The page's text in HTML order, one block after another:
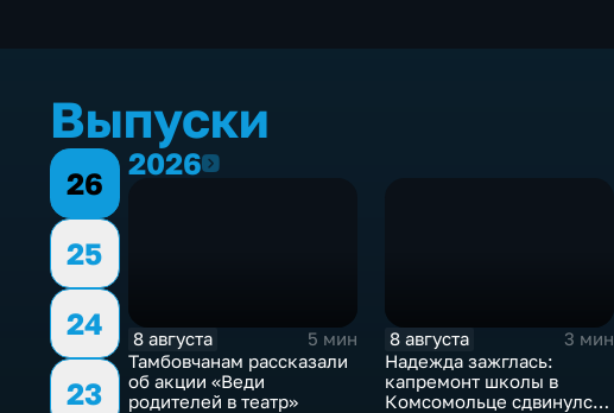
Выпуски
26
25
24
23
20262026
8 августа
5 мин
Тамбовчанам рассказали
об акции «Веди
родителей в театр»
8 августа
3 мин
Надежда зажглась:
капремонт школы в
Комсомольце сдвинулся